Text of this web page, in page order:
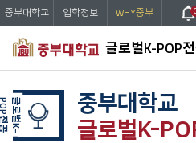
글로벌K-POP
중부대학교 입학정보 WHY중부
글
로
벌
K
-
P
O
P
전
중부대학교
글로벌K-